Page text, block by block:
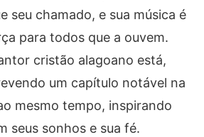
seu chamado, e sua música é
para todos que a ouvem.
cristão alagoano está,
um capítulo notável na
mesmo tempo, inspirando
seus sonhos e sua fé.